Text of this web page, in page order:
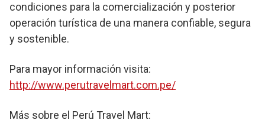
condiciones para la comercialización y posterior
operación turística de una manera confiable, segura
y sostenible.
Para mayor información visita:
http://www.perutravelmart.com.pe/
Más sobre el Perú Travel Mart: